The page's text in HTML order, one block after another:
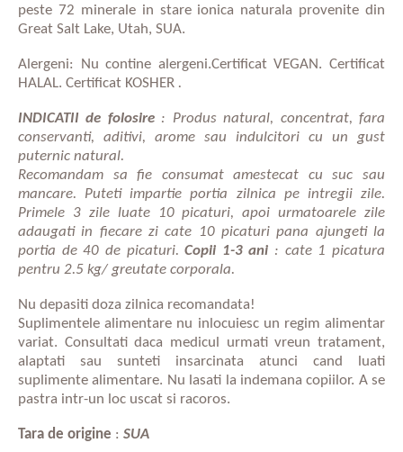
peste 72 minerale in stare ionica naturala provenite din
Great Salt Lake, Utah, SUA.
Alergeni: Nu contine alergeni.Certificat VEGAN. Certificat
HALAL. Certificat KOSHER .
INDICATII de folosire: Produs natural, concentrat, fara
conservanti, aditivi, arome sau indulcitori cu un gust
puternic natural.
Recomandam sa fie consumat amestecat cu suc sau
mancare. Puteti impartie portia zilnica pe intregii zile.
Primele 3 zile luate 10 picaturi, apoi urmatoarele zile
adaugati in fiecare zi cate 10 picaturi pana ajungeti la
portia de 40 de picaturi.Copii 1-3 ani : cate 1 picatura
pentru 2.5 kg/ greutate corporala.
Nu depasiti doza zilnica recomandata!
Suplimentele alimentare nu inlocuiesc un regim alimentar
variat. Consultati daca medicul urmati vreun tratament,
alaptati sau sunteti insarcinata atunci cand luati
suplimente alimentare. Nu lasati la indemana copiilor. A se
pastra intr-un loc uscat si racoros.
Tara de origine : SUA